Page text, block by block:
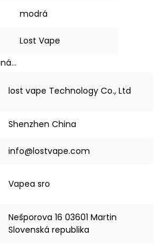
modrá
Lost Vape
lost vape Technology Co., Ltd
Shenzhen China
info@lostvape.com
Vapea sro
Nešporova 16 03601 Martin
Slovenská republika